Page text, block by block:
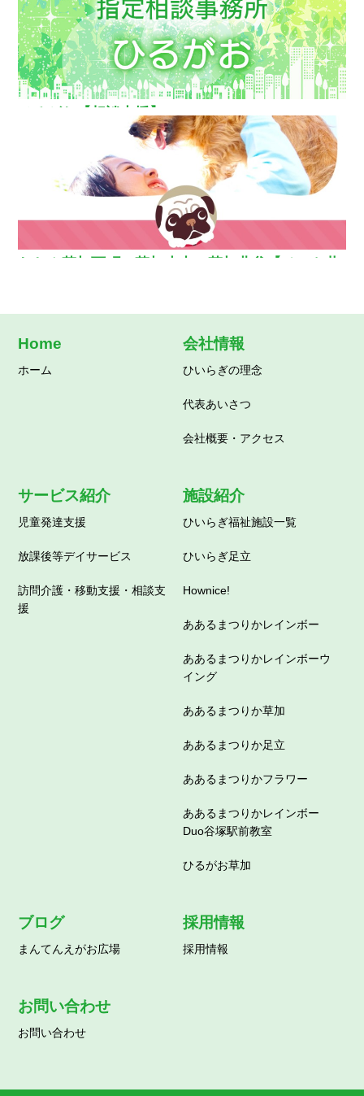
ひるがお【相談支援】
わおん草加西町・草加小山・草加北谷【ペット共
Home
ホーム
会社情報
ひいらぎの理念
代表あいさつ
会社概要・アクセス
サービス紹介
児童発達支援
放課後等デイサービス
訪問介護・移動支援・相談支
援
施設紹介
ひいらぎ福祉施設一覧
ひいらぎ足立
Hownice!
ああるまつりかレインボー
ああるまつりかレインボーウ
イング
ああるまつりか草加
ああるまつりか足立
ああるまつりかフラワー
ああるまつりかレインボー
Duo谷塚駅前教室
ひるがお草加
ブログ
まんてんえがお広場
採用情報
採用情報
お問い合わせ
お問い合わせ